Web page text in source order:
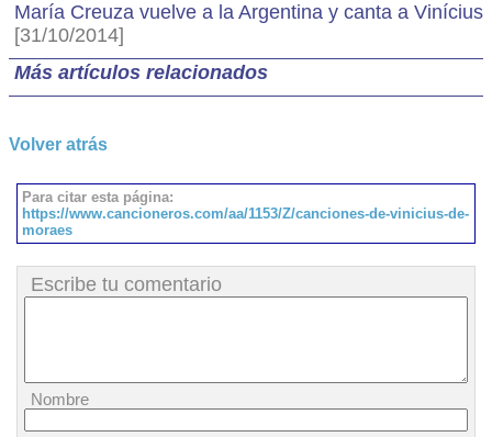
María Creuza vuelve a la Argentina y canta a Vinícius
[31/10/2014]
Más artículos relacionados
Volver atrás
Para citar esta página:
https://www.cancioneros.com/aa/1153/Z/canciones-de-vinicius-de-
moraes
Escribe tu comentario
Nombre